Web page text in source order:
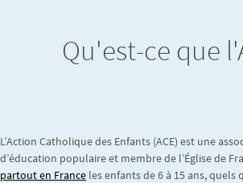
Qu'est-ce que
L’Action Catholique des Enfants (ACE) est une
d’éducation populaire et membre de l’Église de
partout en France les enfants de 6 à 15 ans,